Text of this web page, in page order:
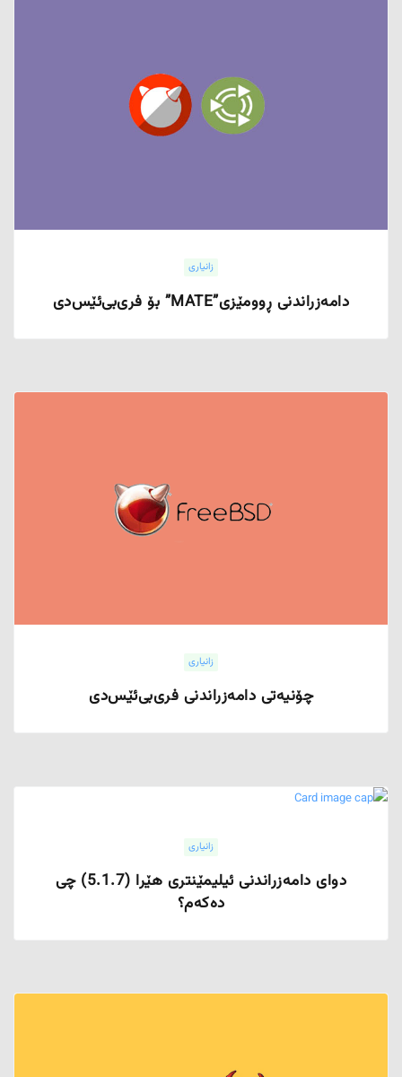
زانیاری
دامەزراندنی ڕوومێزی”MATE” بۆ فری‌بی‌ئێس‌دی
زانیاری
چۆنیەتی دامەزراندنی فری‌بی‌ئێس‌دی
زانیاری
دوای دامەزراندنی ئیلیمێنتری هێرا (5.1.7) چی
دەکەم؟